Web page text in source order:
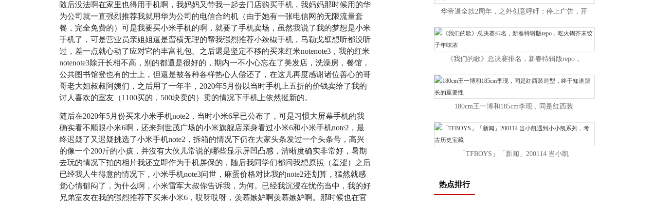
随后没法啊在家里也得用手机啊，我妈妈又带我一起去门店购买手机，我妈妈那时候用的华
为公司就一直强烈推荐我就用华为公司的电信合约机（由于她有一张电信网的无限流量套
餐，完全免费的）可是我要买小米手机的啊，就要了手机卖场，虽然我说了我的梦想是小米
手机了，可是营业员亲姐姐還是蛮横无理的帮我强烈推荐小辣椒手机，马勒戈壁想听都没听
过，差一点就心动了应对它的丰富礼包。之后還是坚定不移的买来红米notenote3，我的红米
notenote3除开长相不高，别的都還是很好的，期内一不小心忘在了美发店，洗澡房，餐馆，
公共图书馆登也有的士上，但還是被各种各样热心人偿还了，在这儿再度感谢诸位善心的哥
哥老大姐叔叔阿姨们，之后用了一年半，2020年5月份以当时手机上五折的价钱卖给了我的
讨人喜欢的室友（1100买的，500块卖的）卖的情况下手机上依然挺新的。
随后在2020年5月份买来小米手机note2，当时小米6早已公布了，可是习惯大屏幕手机的我
确实看不顺眼小米6啊，还来到世茂广场的小米旗舰店亲身看过小米6和小米手机note2，最
终迟疑了又迟疑挑选了小米手机note2，拆箱的情况下仍在大家头条发过一个头条号，高兴
的像一个200斤的小孩，并沒有大伙儿常说的哪些显示屏凹凸感，清晰度确实非常好，暑期
去玩的情况下拍的相片我还立即作为手机屏保的，随后我同学们都问我想原照（羞涩）之后
已经我人生得意的情况下，小米手机note3问世，麻蛋价格对比我的note2还划算，猛然就感
觉心情郁闷了，为什么啊，小米雷军大叔你告诉我，为何。已经我沉浸在忧伤当中，我的好
兄弟室友在我的强烈推荐下买来小米6，哎呀哎呀，羡慕嫉妒啊羡慕嫉妒啊。那时候也在官
华帝退全款2周年，之外创意呼吁：停止广告，开
《我们的歌》总决赛排名，新春特辑版repo，
180cm王一博和185cm李现，同是红西装
「TFBOYS」「新闻」200114 当小凯
热点排行